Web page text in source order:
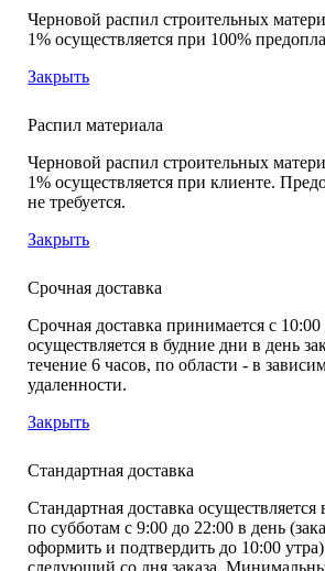
Черновой распил строительных
1% осуществляется при 100%
Закрыть
Распил материала
Черновой распил строительных
1% осуществляется при клиенте.
не требуется.
Закрыть
Срочная доставка
Срочная доставка принимается с 10:00
осуществляется в будние дни в день
течение 6 часов, по области - в
удаленности.
Закрыть
Стандартная доставка
Стандартная доставка
по субботам с 9:00 до 22:00 в день
оформить и подтвердить до 10:00
следующий со дня заказа.